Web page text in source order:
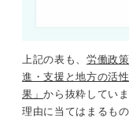
上記の表も、 労働政
進・支援と地方の活
果」から抜粋してい
理由に当てはまるも